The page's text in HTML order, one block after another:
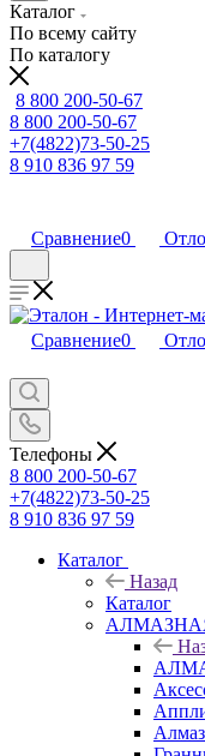
Каталог
По всему сайту
По каталогу
8 800 200-50-67
8 800 200-50-67
+7(4822)73-50-25
8 910 836 97 59
Сравнение0
Сравнение0
Телефоны
8 800 200-50-67
+7(4822)73-50-25
8 910 836 97 59
Каталог
Назад
Каталог